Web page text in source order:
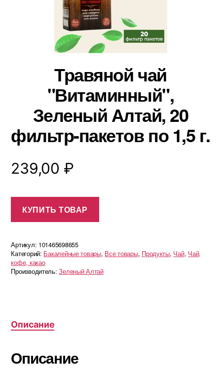
Травяной чай
"Витаминный",
Зеленый Алтай, 20
фильтр-пакетов по 1,5 г.
239,00 ₽
КУПИТЬ ТОВАР
Артикул: 101465698655
Категорий: Бакалейные товары, Все товары, Продукты, Чай, Чай,
кофе, какао
Производитель:Зеленый Алтай
Описание
Описание